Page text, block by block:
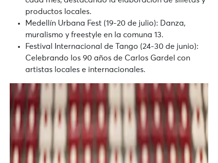
productos locales.
Medellín Urbana Fest (19-20 de julio): Danza,
muralismo y freestyle en la comuna 13.
Festival Internacional de Tango (24-30 de junio):
Celebrando los 90 años de Carlos Gardel con
artistas locales e internacionales.